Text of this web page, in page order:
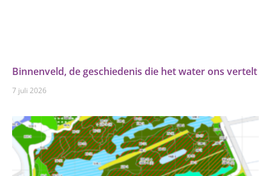
Binnenveld, de geschiedenis die het water ons vertelt
7 juli 2026